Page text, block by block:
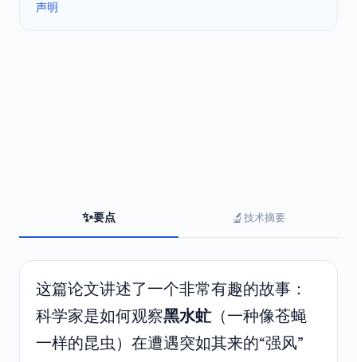
声明
✨要点 🔬技术摘要
这篇论文讲述了一个非常有趣的故事：
科学家是如何观察黑水虻（一种像苍蝇
一样的昆虫）在遭遇突如其来的“强风”